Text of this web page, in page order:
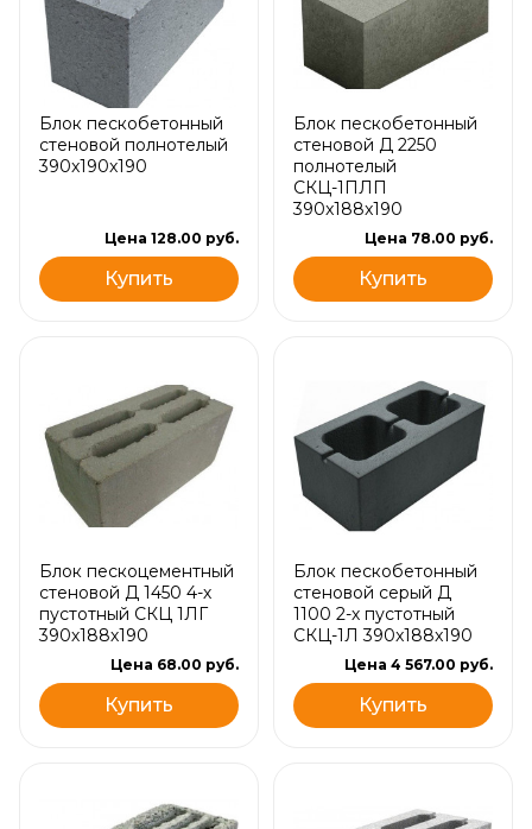
Блок пескобетонный
стеновой полнотелый
390x190x190
Цена 128.00 руб.
Купить
Блок пескобетонный
стеновой Д 2250
полнотелый
СКЦ-1ПЛП
390x188x190
Цена 78.00 руб.
Купить
Блок пескоцементный
стеновой Д 1450 4-х
пустотный СКЦ 1ЛГ
390х188х190
Цена 68.00 руб.
Купить
Блок пескобетонный
стеновой серый Д
1100 2-х пустотный
СКЦ-1Л 390x188x190
Цена 4 567.00 руб.
Купить